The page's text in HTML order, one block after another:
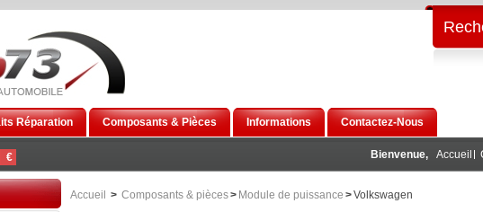
€
Réparation Composants & Pièces Informations Contactez-Nous
Bienvenue, Accueil
Accueil > Composants & pièces> Module de puissance >Volkswagen